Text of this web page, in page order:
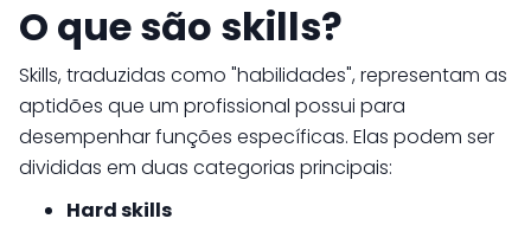
O que são skills?
Skills, traduzidas como "habilidades", representam as
aptidões que um profissional possui para
desempenhar funções específicas. Elas podem ser
divididas em duas categorias principais:
Hard skills